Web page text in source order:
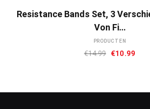
Resistance Bands Set, 3
Von Fi…
PRODUCTEN
€14.99 €10.99